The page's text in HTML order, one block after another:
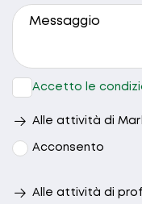
A che ora
Nessuna
Accetto le
Alle attività di
Acconsento
Alle attività di